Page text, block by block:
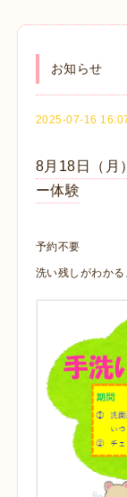
お知らせ
2025-07-16
8月18日（月
ー体験
予約不要
洗い残しがわかる